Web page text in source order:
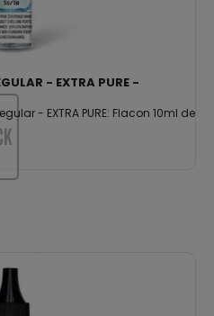
- EXTRA PURE -
- EXTRA PURE: Flacon 10ml de